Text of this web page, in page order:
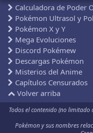
Calculadora de Poder
Pokémon Ultrasol y
Pokémon X y Y
Mega Evoluciones
Discord Pokémew
Descargas Pokémon
Misterios del Anime
Capítulos Censurados
Volver arriba
Todos el contenido (no
Pokémon y sus nombres